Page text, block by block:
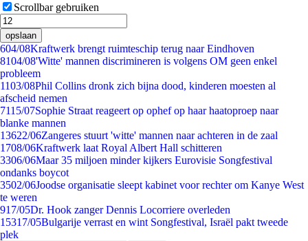
Scrollbar gebruiken
opslaan
604/08Kraftwerk brengt ruimteschip terug naar Eindhoven
8104/08'Witte' mannen discrimineren is volgens OM geen enkel
probleem
1103/08Phil Collins dronk zich bijna dood, kinderen moesten al
afscheid nemen
7115/07Sophie Straat reageert op ophef op haar haatoproep naar
blanke mannen
13622/06Zangeres stuurt 'witte' mannen naar achteren in de zaal
1708/06Kraftwerk laat Royal Albert Hall schitteren
3306/06Maar 35 miljoen minder kijkers Eurovisie Songfestival
ondanks boycot
3502/06Joodse organisatie sleept kabinet voor rechter om Kanye West
te weren
917/05Dr. Hook zanger Dennis Locorriere overleden
15317/05Bulgarije verrast en wint Songfestival, Israël pakt tweede
plek